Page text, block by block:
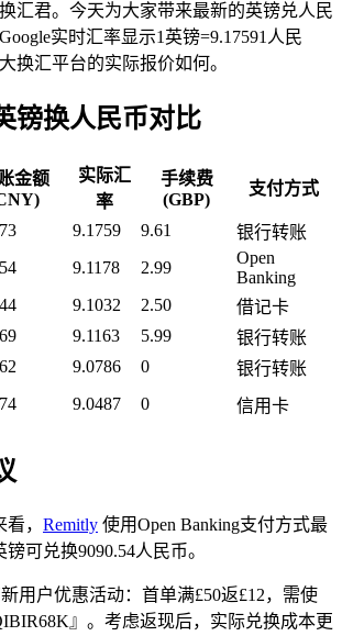
汇君。今天为大家带来最新的英镑兑人民
实时汇率显示1英镑=9.17591人民
换汇平台的实际报价如何。
镑换人民币对比
金额
实际汇
率
手续费
(GBP)
支付方式
9.1759 9.61
银行转账
9.1178 2.99
Open
Banking
9.1032 2.50
借记卡
9.1163 5.99
银行转账
9.0786 0
银行转账
9.0487 0 信用卡
， Remitly 使用Open Banking支付方式最
可兑换9090.54人民币。
用户优惠活动：首单满£50返£12，需使
』。考虑返现后，实际兑换成本更